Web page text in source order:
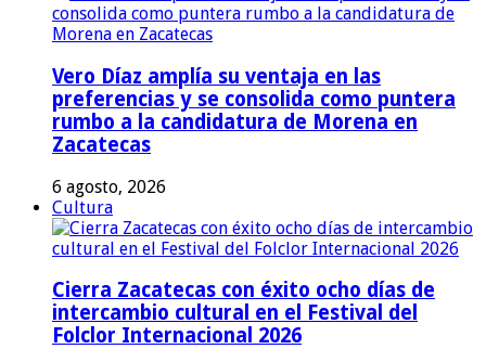
Vero Díaz amplía su ventaja en las
preferencias y se consolida como puntera
rumbo a la candidatura de Morena en
Zacatecas
6 agosto, 2026
Cultura
Cierra Zacatecas con éxito ocho días de
intercambio cultural en el Festival del
Folclor Internacional 2026